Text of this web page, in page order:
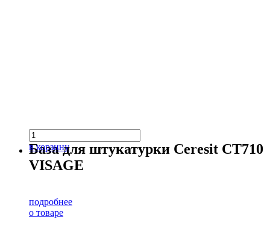
в корзину
База для штукатурки Ceresit CT710
VISAGE
подробнее
о товаре